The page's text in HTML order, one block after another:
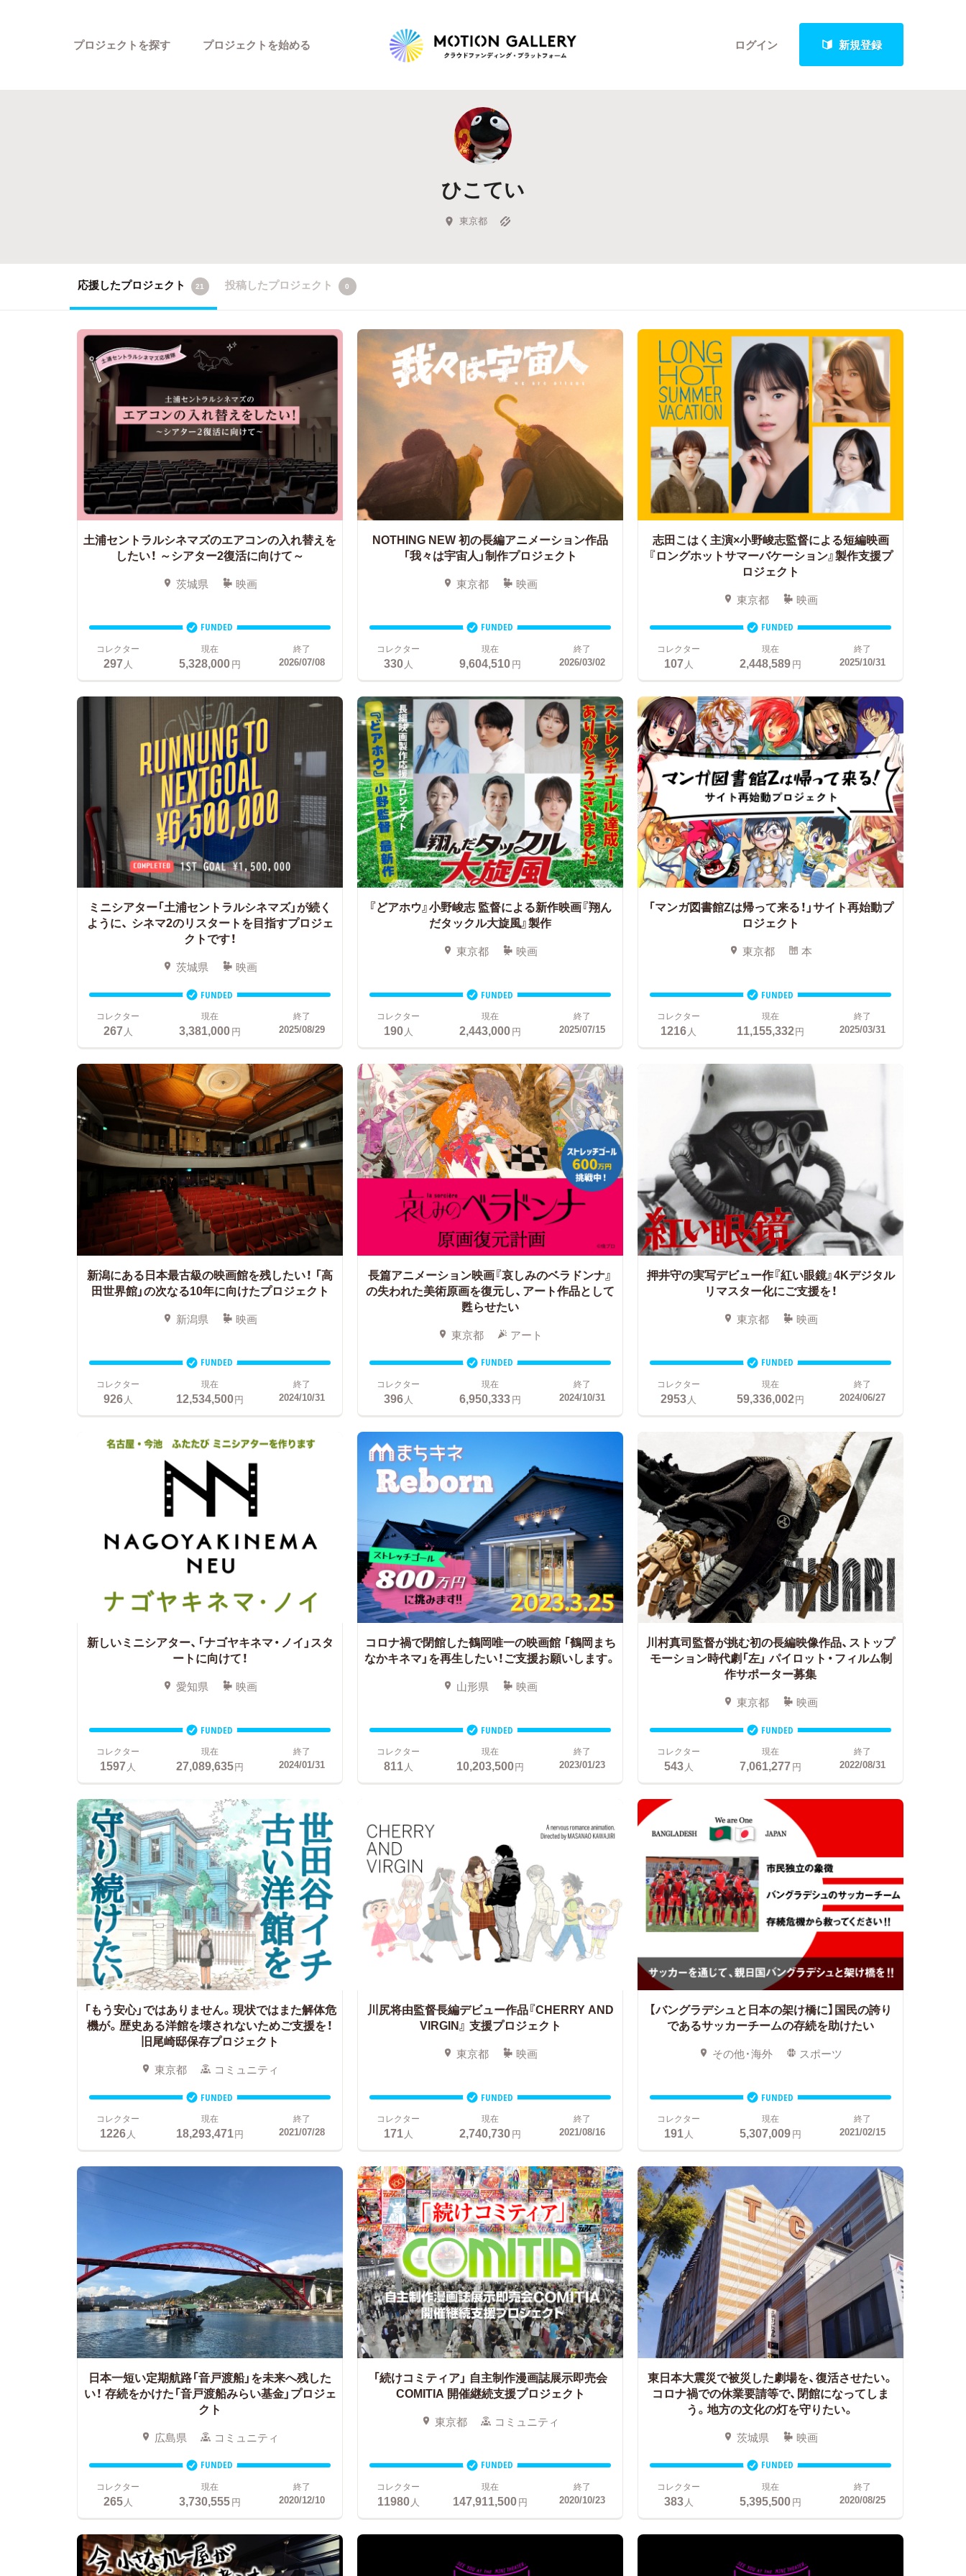
ログイン 新規登録
プロジェクトを探す
Highlight
新着プロジェクト
Feature
キュレーターから探す
プロジェクトを始める
ひこてい
東京都
応援したプロジェクト 21 投稿したプロジェクト 0
土浦セントラルシネマズのエアコンの入れ替えを
したい！ ～シアター2復活に向けて～
茨城県 映画
FUNDED
コレクター
297人
現在
5,328,000円
終了
2026/07/08
NOTHING NEW 初の長編アニメーション作品
「我々は宇宙人」制作プロジェクト
東京都 映画
FUNDED
コレクター
330人
現在
9,604,510円
終了
2026/03/02
志田こはく主演×小野峻志監督による短編映画
『ロングホットサマーバケーション』製作支援プ
ロジェクト
東京都 映画
FUNDED
コレクター
107人
現在
2,448,589円
終了
2025/10/31
ミニシアター「土浦セントラルシネマズ」が続く
ように、 シネマ2のリスタートを目指すプロジェ
クトです！
茨城県 映画
FUNDED
コレクター
267人
現在
3,381,000円
終了
2025/08/29
『どアホウ』小野峻志 監督による新作映画『翔ん
だタックル大旋風』製作
東京都 映画
FUNDED
コレクター
190人
現在
2,443,000円
終了
2025/07/15
「マンガ図書館Zは帰って来る！」サイト再始動プ
ロジェクト
東京都 本
FUNDED
コレクター
1216人
現在
11,155,332円
終了
2025/03/31
新潟にある日本最古級の映画館を残したい！ 「高
田世界館」の次なる10年に向けたプロジェクト
新潟県 映画
FUNDED
コレクター
926 人
現在
12,534,500円
終了
2024/10/31
長篇アニメーション映画『哀しみのベラドンナ』
の失われた美術原画を復元し、アート作品として
甦らせたい
東京都 アート
FUNDED
コレクター
396 人
現在
6,950,333円
終了
2024/10/31
押井守の実写デビュー作『紅い眼鏡』4Kデジタル
リマスター化にご支援を！
東京都 映画
FUNDED
コレクター
2953 人
現在
59,336,002円
終了
2024/06/27
新しいミニシアター、「ナゴヤキネマ・ノイ」スタ
ートに向けて！
愛知県 映画
FUNDED
コレクター
1597人
現在
27,089,635円
終了
2024/01/31
コロナ禍で閉館した鶴岡唯一の映画館「鶴岡まち
なかキネマ」を再生したい！ご支援お願いします。
山形県 映画
FUNDED
コレクター
811人
現在
10,203,500円
終了
2023/01/23
川村真司監督が挑む初の長編映像作品、ストップ
モーション時代劇「左」 パイロット・フィルム制
作サポーター募集
東京都 映画
FUNDED
コレクター
543人
現在
7,061,277円
終了
2022/08/31
「もう安心」ではありません。現状ではまた解体危
機が。歴史ある洋館を壊されないためご支援を！
旧尾崎邸保存プロジェクト
東京都 コミュニティ
FUNDED
コレクター
1226人
現在
18,293,471円
終了
2021/07/28
川尻将由監督長編デビュー作品『CHERRY AND
VIRGIN』 支援プロジェクト
東京都 映画
FUNDED
コレクター
171人
現在
2,740,730円
終了
2021/08/16
【バングラデシュと日本の架け橋に】国民の誇り
であるサッカーチームの存続を助けたい
その他・海外 スポーツ
FUNDED
コレクター
191人
現在
5,307,009円
終了
2021/02/15
日本一短い定期航路「音戸渡船」を未来へ残した
い！ 存続をかけた「音戸渡船みらい基金」プロジェ
クト
広島県 コミュニティ
FUNDED
コレクター
265人
現在
3,730,555円
終了
2020/12/10
「続けコミティア」 自主制作漫画誌展示即売会
COMITIA 開催継続支援プロジェクト
東京都 コミュニティ
FUNDED
コレクター
11980人
現在
147,911,500円
終了
2020/10/23
東日本大震災で被災した劇場を、復活させたい。
コロナ禍での休業要請等で、閉館になってしま
う。地方の文化の灯を守りたい。
茨城県 映画
FUNDED
コレクター
383人
現在
5,395,500円
終了
2020/08/25